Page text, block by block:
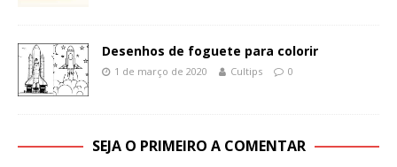
Desenhos de foguete para colorir
1 de março de 2020 Cultips 0
SEJA O PRIMEIRO A COMENTAR